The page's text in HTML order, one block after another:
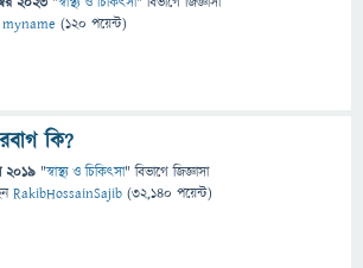
myname (120 পয়েন্ট)
কি?
2019 "স্বাস্থ্য ও চিকিৎসা" বিভাগে জিজ্ঞাসা
RakibHossainSajib (32,140 পয়েন্ট)